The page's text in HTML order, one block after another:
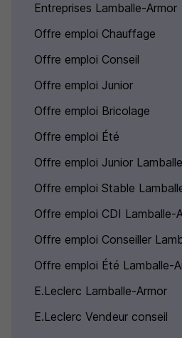
Entreprises Lamballe-Armor
Offre emploi Chauffage
Offre emploi Conseil
Offre emploi Junior
Offre emploi Bricolage
Offre emploi Été
Offre emploi Junior
Offre emploi Stable
Offre emploi CDI Lamballe-
Offre emploi Conseiller
Offre emploi Été Lamballe-
E.Leclerc Lamballe-Armor
E.Leclerc Vendeur conseil